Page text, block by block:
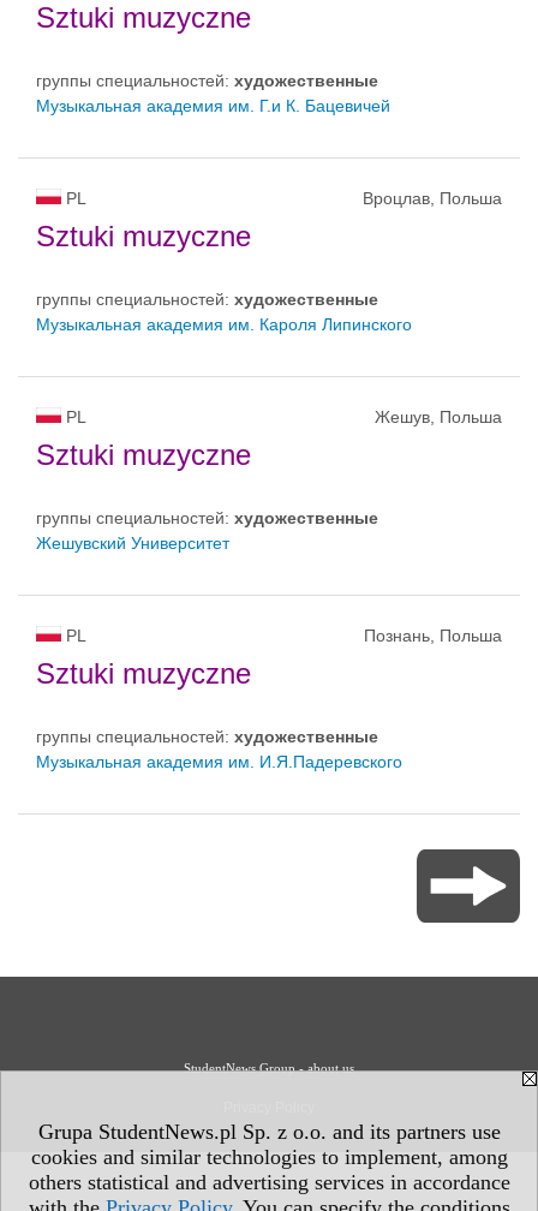
Grupa StudentNews.pl Sp. z o.o. and its partners use
cookies and similar technologies to implement, among
others statistical and advertising services in accordance
Sztuki muzyczne
группы специальностей: художественные
Музыкальная академия им. Г.и К. Бацевичей
PL Вроцлав, Польша
Sztuki muzyczne
группы специальностей: художественные
Музыкальная академия им. Кароля Липинского
PL Жешув, Польша
Sztuki muzyczne
группы специальностей: художественные
Жешувский Университет
PL Познань, Польша
Sztuki muzyczne
группы специальностей: художественные
Музыкальная академия им. И.Я.Падеревского
StudentNews Group - about us